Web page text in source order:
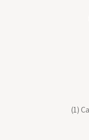
(1)